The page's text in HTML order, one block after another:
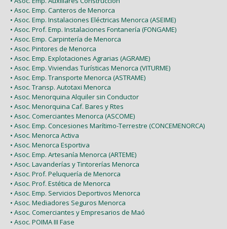
• Asoc. Emp. Canteros de Menorca
• Asoc. Emp. Instalaciones Eléctricas Menorca (ASEIME)
• Asoc. Prof. Emp. Instalaciones Fontanería (FONGAME)
• Asoc. Emp. Carpintería de Menorca
• Asoc. Pintores de Menorca
• Asoc. Emp. Explotaciones Agrarias (AGRAME)
• Asoc. Emp. Viviendas Turísticas Menorca (VITURME)
• Asoc. Emp. Transporte Menorca (ASTRAME)
• Asoc. Transp. Autotaxi Menorca
• Asoc. Menorquina Alquiler sin Conductor
• Asoc. Menorquina Caf. Bares y Rtes
• Asoc. Comerciantes Menorca (ASCOME)
• Asoc. Emp. Concesiones Marítimo-Terrestre (CONCEMENORCA)
• Asoc. Menorca Activa
• Asoc. Menorca Esportiva
• Asoc. Emp. Artesanía Menorca (ARTEME)
• Asoc. Lavanderías y Tintorerías Menorca
• Asoc. Prof. Peluquería de Menorca
• Asoc. Prof. Estética de Menorca
• Asoc. Emp. Servicios Deportivos Menorca
• Asoc. Mediadores Seguros Menorca
• Asoc. Comerciantes y Empresarios de Maó
• Asoc. POIMA III Fase